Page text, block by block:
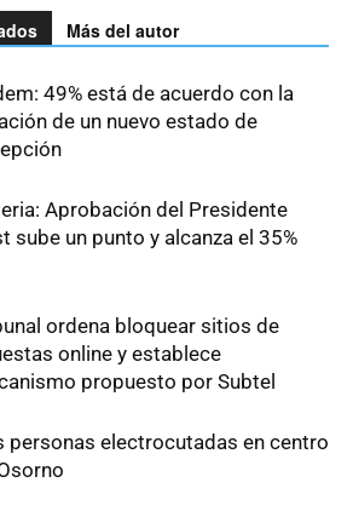
Más del autor
49% está de acuerdo con la
de un nuevo estado de
Aprobación del Presidente
sube un punto y alcanza el 35%
ordena bloquear sitios de
online y establece
propuesto por Subtel
personas electrocutadas en centro